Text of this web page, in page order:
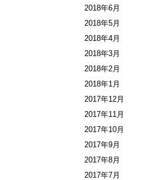
2018年6月
2018年5月
2018年4月
2018年3月
2018年2月
2018年1月
2017年12月
2017年11月
2017年10月
2017年9月
2017年8月
2017年7月